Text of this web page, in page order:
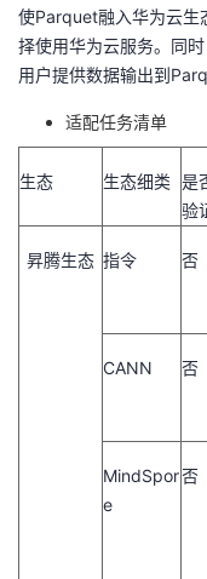
使Parquet融入华为云生
择使用华为云服务。同
用户提供数据输出到
适配任务清单
生态 生态细类 是
验
昇腾生态 指令 否
CANN 否
MindSpor
e
否